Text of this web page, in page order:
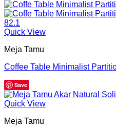
Quick View
Meja Tamu
Coffee Table Minimalist
Save
Quick View
Meja Tamu